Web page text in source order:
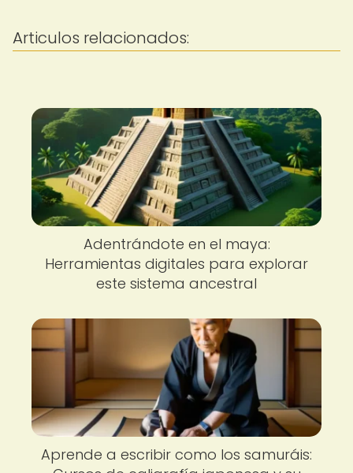
Articulos relacionados:
Adentrándote en el maya:
Herramientas digitales para explorar
este sistema ancestral
Aprende a escribir como los samuráis: